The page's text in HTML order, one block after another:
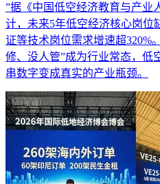
”据《中国低空经济教育与产业
计，未来5年低空经济核心岗位
证等技术岗位需求增速超320%
修、没人管”成为行业常态，低
串数字变成真实的产业瓶颈。